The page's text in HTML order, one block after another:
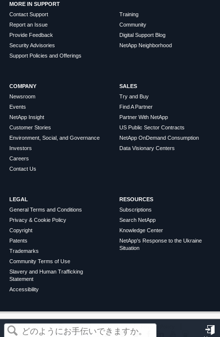
この記事は役に立ちましたか？
MORE IN SUPPORT
Contact Support
Report an Issue
Provide Feedback
Security Advisories
Support Policies and Offerings
Training
Community
Digital Support Blog
NetApp Neighborhood
COMPANY
Newsroom
Events
NetApp Insight
Customer Stories
Environment, Social, and Governance
Investors
Careers
Contact Us
SALES
Try and Buy
Find A Partner
Partner With NetApp
US Public Sector Contracts
NetApp OnDemand Consumption
Data Visionary Centers
LEGAL
General Terms and Conditions
Privacy & Cookie Policy
Copyright
Patents
Trademarks
Community Terms of Use
Slavery and Human Trafficking
Statement
Accessibility
RESOURCES
Subscriptions
Search NetApp
Knowledge Center
NetApp's Response to the Ukraine
Situation
©2026 NetApp English Terms of Use
Privacy Policy
Cookie Policy
Cookie Settings